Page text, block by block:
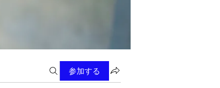
参加する